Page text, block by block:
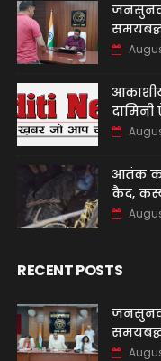
दामिनी
आतंक
कैद,
RECENT POSTS